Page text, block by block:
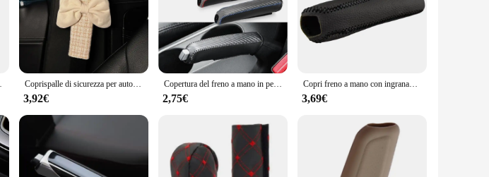
solution for your vehicle's upholstery. Each set is designed to tackle the toughest stains and
ensures a comfortable grip, reducing hand fatigue during prolonged use. Whether you're a
Each set includes a variety of tools, from brushes to sponges, to ensure that every nook and cranny
you have the right tool for every cleaning task, whether it's removing stubborn stains from leather
are unmatched, making them a valuable addition to any detailing arsenal.
car enthusiasts who take pride in the upkeep of their vehicles. The sets are designed to be durable
of the cleaning solutions are such that they can tackle the toughest cleaning challenges, making
the interior of your own vehicle or provide top-notch service to your clients, these sets are the
lucidatura automatica Coprispalle di sicurezza per auto creativo Coprispalle esteso per cintura di sicurezza Copertura di protezione interna Copertura per scatola di fazzoletti per auto Scudo per arco
3,92€
Copertura del freno a mano in pelle per auto in fibra di carbonio Custodia protettiva Protezione del freno a mano Accessori interni per auto
2,75€
Copri freno a mano con ingranaggi in pelle per auto per Mercedes Benz A200 A180 Volkswagen Golf 5 6 7
3,69€